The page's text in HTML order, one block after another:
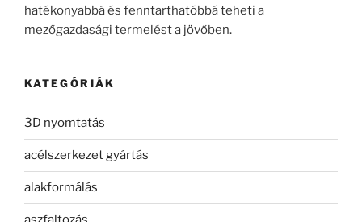
hatékonyabbá és fenntarthatóbbá teheti a
mezőgazdasági termelést a jövőben.
KATEGÓRIÁK
3D nyomtatás
acélszerkezet gyártás
alakformálás